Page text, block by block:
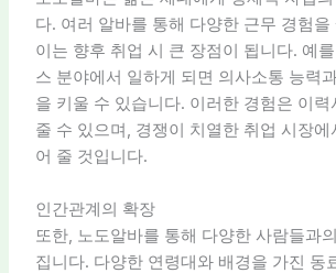
다. 여러 알바를 통해 다양한 근무 경험을
이는 향후 취업 시 큰 장점이 됩니다. 예를
스 분야에서 일하게 되면 의사소통 능력
을 키울 수 있습니다. 이러한 경험은 이
줄 수 있으며, 경쟁이 치열한 취업 시장
어 줄 것입니다.
인간관계의 확장
또한, 노도알바를 통해 다양한 사람들과
집니다. 다양한 연령대와 배경을 가진 동